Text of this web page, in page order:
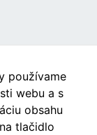
používame
webu a s
obsahu
tlačidlo